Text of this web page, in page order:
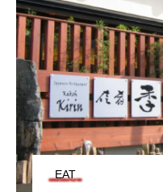
EAT